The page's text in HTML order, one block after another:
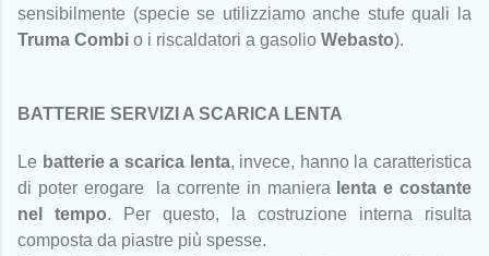
sensibilmente (specie se utilizziamo anche stufe quali la
Truma Combi o i riscaldatori a gasolio Webasto).
BATTERIE SERVIZI A SCARICA LENTA
Le batterie a scarica lenta, invece, hanno la caratteristica
di poter erogare la corrente in maniera lenta e costante
nel tempo. Per questo, la costruzione interna risulta
composta da piastre più spesse.